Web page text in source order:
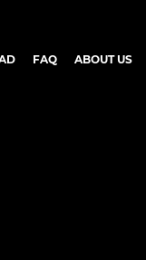
FAQ ABOUT US